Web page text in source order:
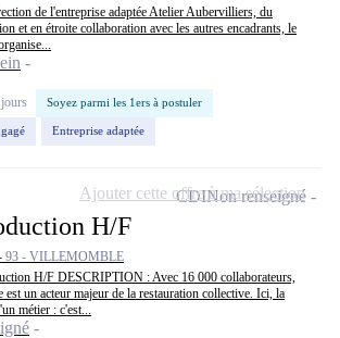
de l'entreprise adaptée Atelier Aubervilliers, du
et en étroite collaboration avec les autres encadrants, le
Soyez parmi les 1ers à postuler
Entreprise adaptée
H/F
93 - VILLEMOMBLE
H/F DESCRIPTION : Avec 16 000 collaborateurs,
est un acteur majeur de la restauration collective. Ici, la
métier : c'est...
CDINon renseigné
Ajouter cette offre à ma sélection